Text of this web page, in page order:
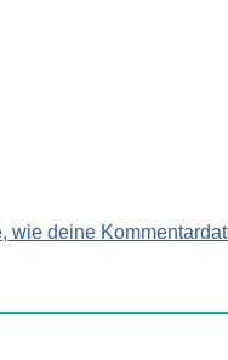
wie deine